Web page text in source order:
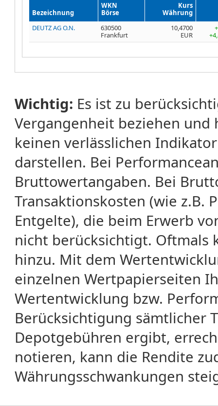
Bezeichnung
WKN
Börse
Kurs
Währung
DEUTZ AG O.N.
630500
Frankfurt
10,4700
EUR
Wichtig: Es ist zu
Vergangenheit beziehen
keinen verlässlichen
darstellen. Bei
Bruttowertangaben. Bei
Transaktionskosten (wie z.B.
Entgelte), die beim Erwerb
nicht berücksichtigt. Oftmals
hinzu. Mit dem
einzelnen Wertpapierseiten
Wertentwicklung bzw.
Berücksichtigung sämtlicher
Depotgebühren ergibt,
notieren, kann die Rendite
Währungsschwankungen